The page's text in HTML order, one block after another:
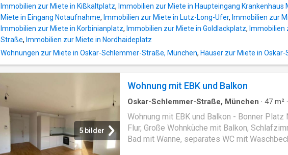
Immobilien zur Miete in Kißkaltplatz, Immobilien zur Miete in Haupteingang Krankenhaus
Miete in Eingang Notaufnahme, Immobilien zur Miete in Lutz-Long-Ufer, Immobilien zur
Immobilien zur Miete in Korbinianplatz, Immobilien zur Miete in Goldlackplatz, Immobilien
Straße, Immobilien zur Miete in Nordhaideplatz
Wohnungen zur Miete in Oskar-Schlemmer-Straße, München, Häuser zur Miete in
5 bilder
Wohnung mit EBK und Balkon
Oskar-Schlemmer-Straße, München · 47 m² ·
Wohnung mit EBK und Balkon - Bonner Platz
Flur, Große Wohnküche mit Balkon,
Bad mit Wanne, separates WC mit